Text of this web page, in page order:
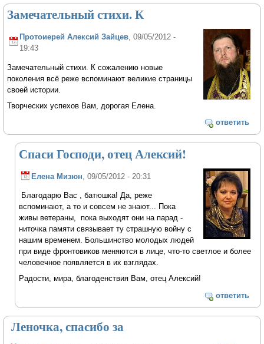
Замечательный стихи. К
Протоиерей Алексий Зайцев, 09/05/2012 -
19:43
Замечательный стихи. К сожалению новые
поколения всё реже вспоминают великие страницы
своей истории.
Творческих успехов Вам, дорогая Елена.
ответить
Спаси Господи, отец Алексий!
Елена Мизюн , 09/05/2012 - 20:31
Благодарю Вас , батюшка! Да, реже
вспоминают, а то и совсем не знают... Пока
живы ветераны, пока выходят они на парад -
ниточка памяти связывает ту страшную войну с
нашим временем. Большинство молодых людей
при виде фронтовиков меняются в лице, что-то светлое и более
человечное появляется в их взглядах.
Радости, мира, благоденствия Вам, отец Алексий!
ответить
Леночка, спасибо за